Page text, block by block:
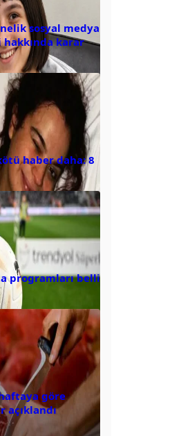
sosyal medya
hakkında karar
haber daha: 8
programları belli
göre
açıklandı